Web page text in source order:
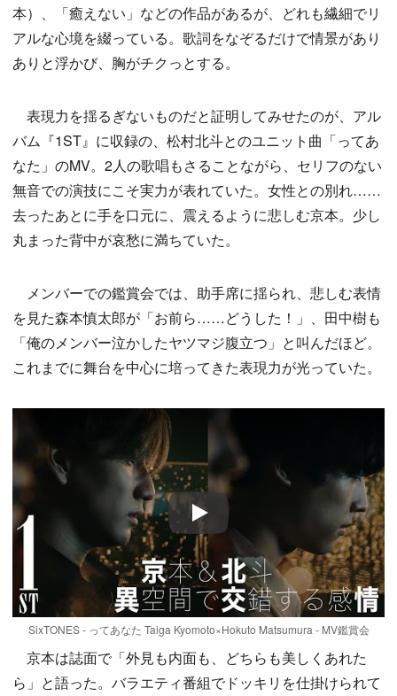
本）、「癒えない」などの作品があるが、どれも繊細でリ
アルな心境を綴っている。歌詞をなぞるだけで情景があり
ありと浮かび、胸がチクっとする。
表現力を揺るぎないものだと証明してみせたのが、アル
バム『1ST』に収録の、松村北斗とのユニット曲「ってあ
なた」のMV。2人の歌唱もさることながら、セリフのない
無音での演技にこそ実力が表れていた。女性との別れ……
去ったあとに手を口元に、震えるように悲しむ京本。少し
丸まった背中が哀愁に満ちていた。
メンバーでの鑑賞会では、助手席に揺られ、悲しむ表情
を見た森本慎太郎が「お前ら……どうした！」、田中樹も
「俺のメンバー泣かしたヤツマジ腹立つ」と叫んだほど。
これまでに舞台を中心に培ってきた表現力が光っていた。
Play
SixTONES - ってあなた Taiga Kyomoto×Hokuto Matsumura - MV鑑賞会
京本は誌面で「外見も内面も、どちらも美しくあれた
ら」と語った。バラエティ番組でドッキリを仕掛けられて